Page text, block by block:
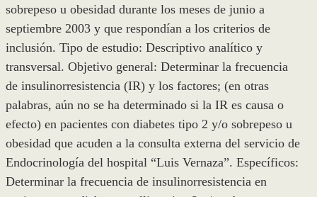
sobrepeso u obesidad durante los meses de junio a
septiembre 2003 y que respondían a los criterios de
inclusión. Tipo de estudio: Descriptivo analítico y
transversal. Objetivo general: Determinar la frecuencia
de insulinorresistencia (IR) y los factores; (en otras
palabras, aún no se ha determinado si la IR es causa o
efecto) en pacientes con diabetes tipo 2 y/o sobrepeso u
obesidad que acuden a la consulta externa del servicio de
Endocrinología del hospital “Luis Vernaza”. Específicos:
Determinar la frecuencia de insulinorresistencia en